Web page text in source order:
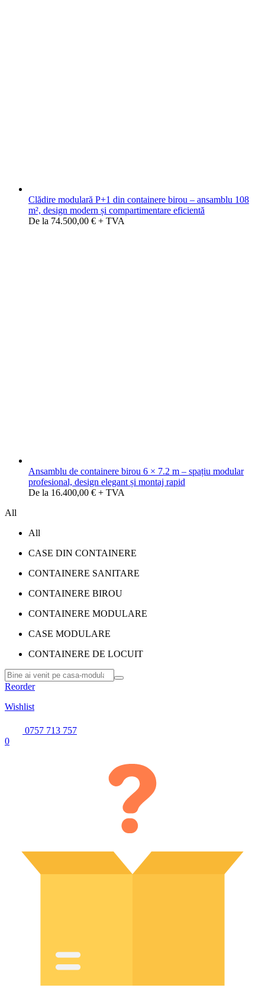
Clădire modulară P+1 din containere birou – ansamblu 108
m², design modern și compartimentare eficientă
De la 74.500,00 € + TVA
Ansamblu de containere birou 6 × 7.2 m – spațiu modular
profesional, design elegant și montaj rapid
De la 16.400,00 € + TVA
All
All
CASE DIN CONTAINERE
CONTAINERE SANITARE
CONTAINERE BIROU
CONTAINERE MODULARE
CASE MODULARE
CONTAINERE DE LOCUIT
Reorder
Wishlist
0757 713 757
0